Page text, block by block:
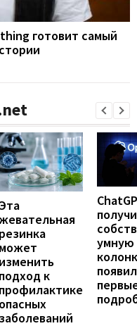
готовит самый
резинка
может
изменить
подход к
профилактике
опасных
заболеваний
умную